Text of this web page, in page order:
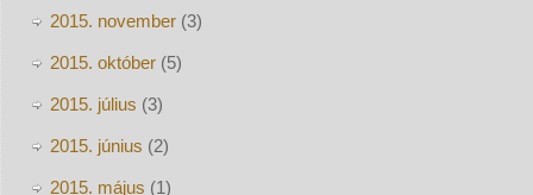
2015. november(3)
2015. október(5)
2015. július (3)
2015. június (2)
2015. május (1)